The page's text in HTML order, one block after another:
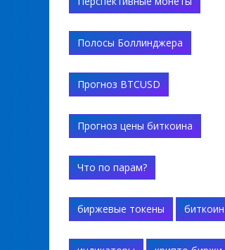
Полосы Боллинджера
Прогноз BTCUSD
Прогноз цены биткоина
Что по парам?
биржевые токены биткоин